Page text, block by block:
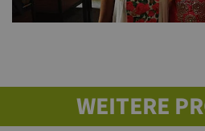
WEITERE